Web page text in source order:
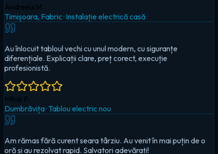
Mihai P.
Dumbrăvița
Am rămas fără curent seara târziu. Au venit în mai puțin de o
oră și au rezolvat rapid. Salvatori adevărați!
Cristina D.
Timișoara, Circumvalațiunii·Urgență — pană totală
Au montat iluminat LED în toată casa și un sistem smart pentru
controlul de pe telefon. Foarte mulțumit!